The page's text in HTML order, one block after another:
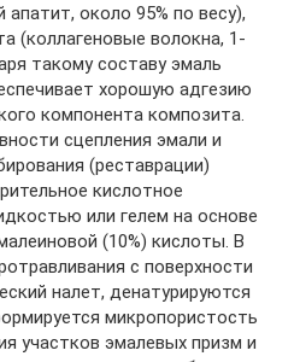
около 95% по весу),
(коллагеновые волокна, 1-
такому составу эмаль
хорошую адгезию
компонента композита.
сцепления эмали и
(реставрации)
кислотное
или гелем на основе
(10%) кислоты. В
с поверхности
налет, денатурируются
микропористость
участков эмалевых призм и